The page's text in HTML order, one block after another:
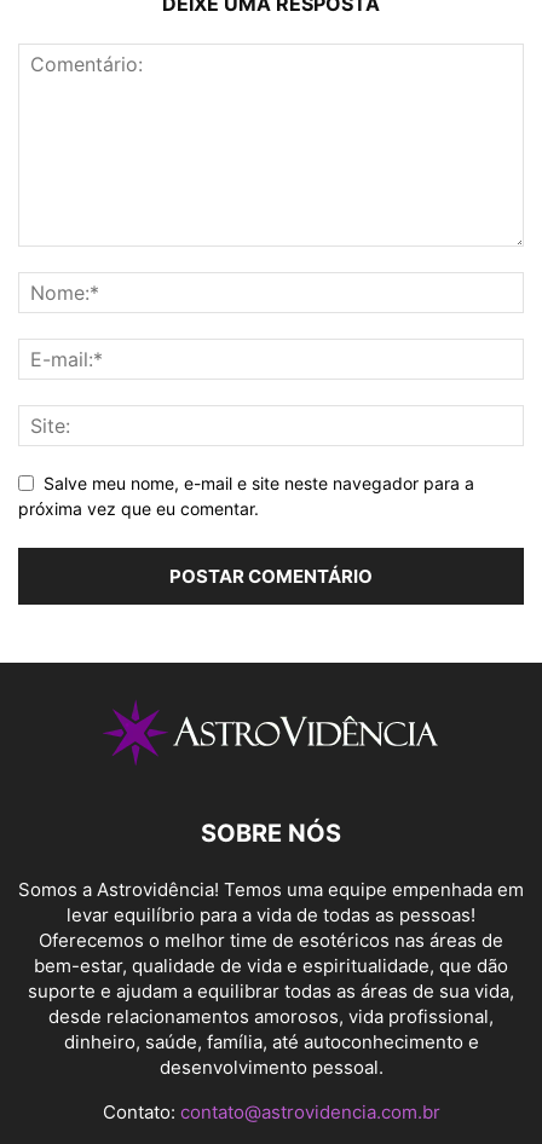
Salve meu nome, e-mail e site neste navegador para a
próxima vez que eu comentar.
SOBRE NÓS
Somos a Astrovidência! Temos uma equipe empenhada em
levar equilíbrio para a vida de todas as pessoas!
Oferecemos o melhor time de esotéricos nas áreas de
bem-estar, qualidade de vida e espiritualidade, que dão
suporte e ajudam a equilibrar todas as áreas de sua vida,
desde relacionamentos amorosos, vida profissional,
dinheiro, saúde, família, até autoconhecimento e
desenvolvimento pessoal.
Contato: contato@astrovidencia.com.br